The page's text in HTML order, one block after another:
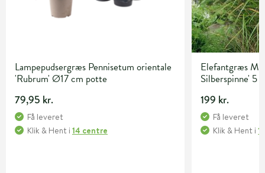
Lampepudsergræs Pennisetum orientale
'Rubrum' Ø17 cm potte
79,95 kr.
Få leveret
Klik & Hent i 14 centre
Elefantgræs
Silberspinne' 5
199 kr.
Få leveret
Klik & Hent i